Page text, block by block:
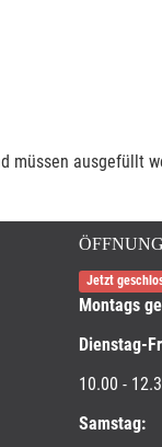
müssen ausgefüllt
Jetzt
Montags
Dienstag-
10.00 -
Samstag: